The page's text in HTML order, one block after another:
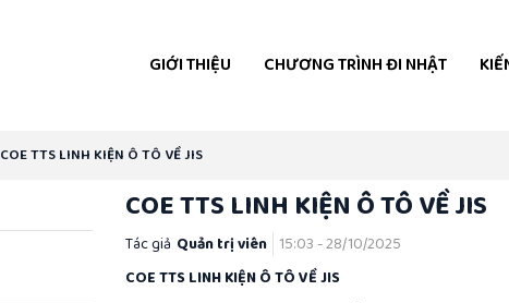
GIỚI THIỆU CHƯƠNG TRÌNH ĐI NHẬT
COE TTS LINH KIỆN Ô TÔ VỀ JIS
COE TTS LINH KIỆN Ô TÔ VỀ JIS
Tác giả Quản trị viên 15:03 - 28/10/2025
COE TTS LINH KIỆN Ô TÔ VỀ JIS